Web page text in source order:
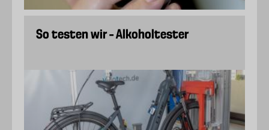
So testen wir – Alkoholtester